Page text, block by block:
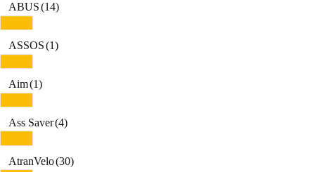
ABUS(14)
ASSOS(1)
Aim(1)
Ass Saver(4)
AtranVelo(30)